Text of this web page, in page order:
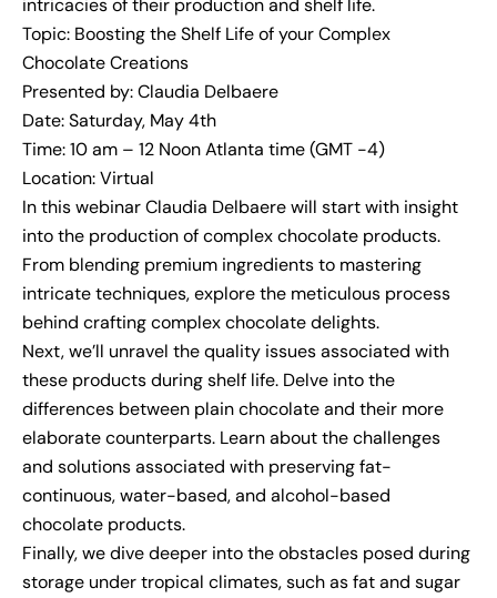
intricacies of their production and shelf life.
Topic: Boosting the Shelf Life of your Complex
Chocolate Creations
Presented by:Claudia Delbaere
Date: Saturday, May 4th
Time: 10 am – 12 Noon Atlanta time (GMT -4)
Location: Virtual
In this webinar Claudia Delbaerewill start with insight
into the production of complex chocolate products.
From blending premium ingredients to mastering
intricate techniques, explore the meticulous process
behind crafting complex chocolate delights.
Next, we’ll unravel the quality issues associated with
these products during shelf life. Delve into the
differences between plain chocolate and their more
elaborate counterparts. Learn about the challenges
and solutions associated with preserving fat-
continuous, water-based, and alcohol-based
chocolate products.
Finally, we dive deeper into the obstacles posed during
storage under tropical climates, such as fat and sugar